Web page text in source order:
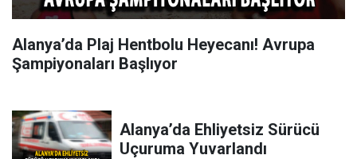
Alanya’da Plaj Hentbolu Heyecanı! Avrupa
Şampiyonaları Başlıyor
Alanya’da Ehliyetsiz Sürücü
Uçuruma Yuvarlandı